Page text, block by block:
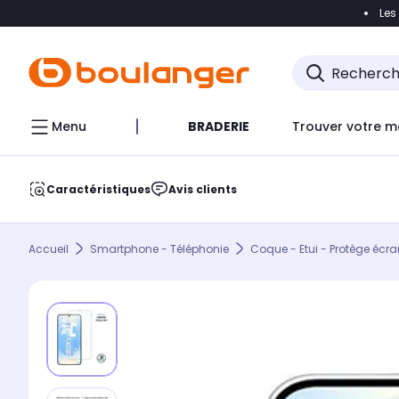
Accéder
Menu BRADERIE Trouver votre
Caractéristiques Avis clients
Accueil Smartphone - Téléphonie Coque - Etui - Protège